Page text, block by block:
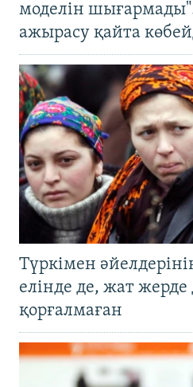
моделін
ажырасу қайта
Түркімен
елінде де, жат
қорғалмаған